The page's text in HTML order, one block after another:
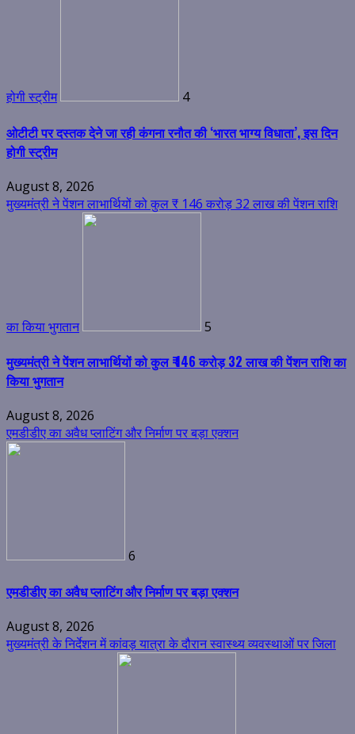
होगी स्ट्रीम 4
ओटीटी पर दस्तक देने जा रही कंगना रनौत की ‘भारत भाग्य विधाता’, इस दिन
होगी स्ट्रीम
August 8, 2026
मुख्यमंत्री ने पेंशन लाभार्थियों को कुल ₹ 146 करोड़ 32 लाख की पेंशन राशि
का किया भुगतान 5
मुख्यमंत्री ने पेंशन लाभार्थियों को कुल ₹ 146 करोड़ 32 लाख की पेंशन राशि का
किया भुगतान
August 8, 2026
एमडीडीए का अवैध प्लाटिंग और निर्माण पर बड़ा एक्शन
6
एमडीडीए का अवैध प्लाटिंग और निर्माण पर बड़ा एक्शन
August 8, 2026
मुख्यमंत्री के निर्देशन में कांवड़ यात्रा के दौरान स्वास्थ्य व्यवस्थाओं पर जिला